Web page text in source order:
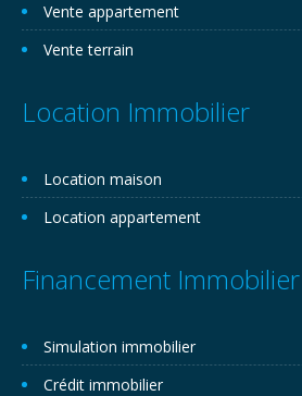
Vente appartement
Vente terrain
Location Immobilier
Location maison
Location appartement
Financement Immobilier
Simulation immobilier
Crédit immobilier